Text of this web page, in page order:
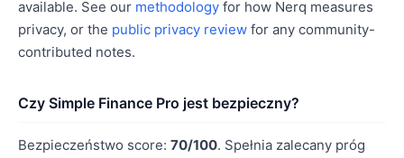
available. See our methodology for how Nerq measures
privacy, or the public privacy review for any community-
contributed notes.
Czy Simple Finance Pro jest bezpieczny?
Bezpieczeństwo score: 70/100. Spełnia zalecany próg